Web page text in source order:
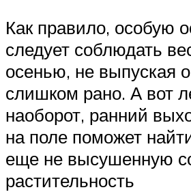
Как правило, особую
следует соблюдать
осенью, не выпуская
слишком рано. А вот
наоборот, ранний
на поле поможет
еще не высушенную
растительность